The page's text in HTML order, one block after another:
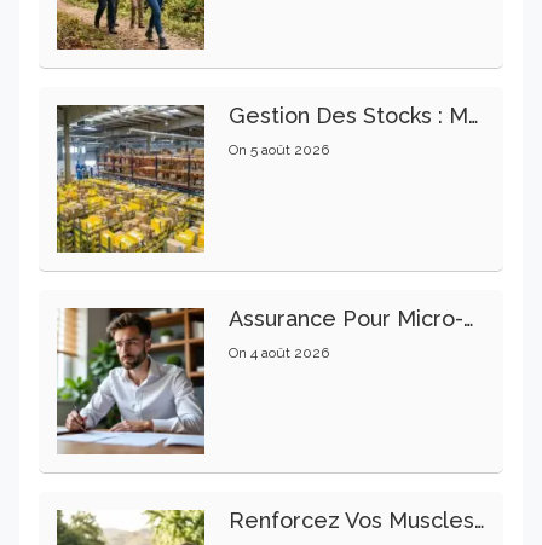
Gestion Des Stocks : Meilleures Pratiques Intralogistiques
On 5 août 2026
Assurance Pour Micro-Entrepreneur : Les Garanties Essentielles À Connaître
On 4 août 2026
Renforcez Vos Muscles Profonds Pour Apaiser Votre Mal De Dos